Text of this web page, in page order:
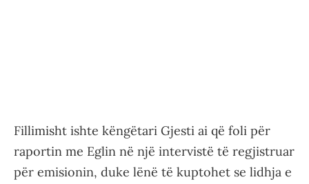
Fillimisht ishte këngëtari Gjesti ai që foli për
raportin me Eglin në një intervistë të regjistruar
për emisionin, duke lënë të kuptohet se lidhja e